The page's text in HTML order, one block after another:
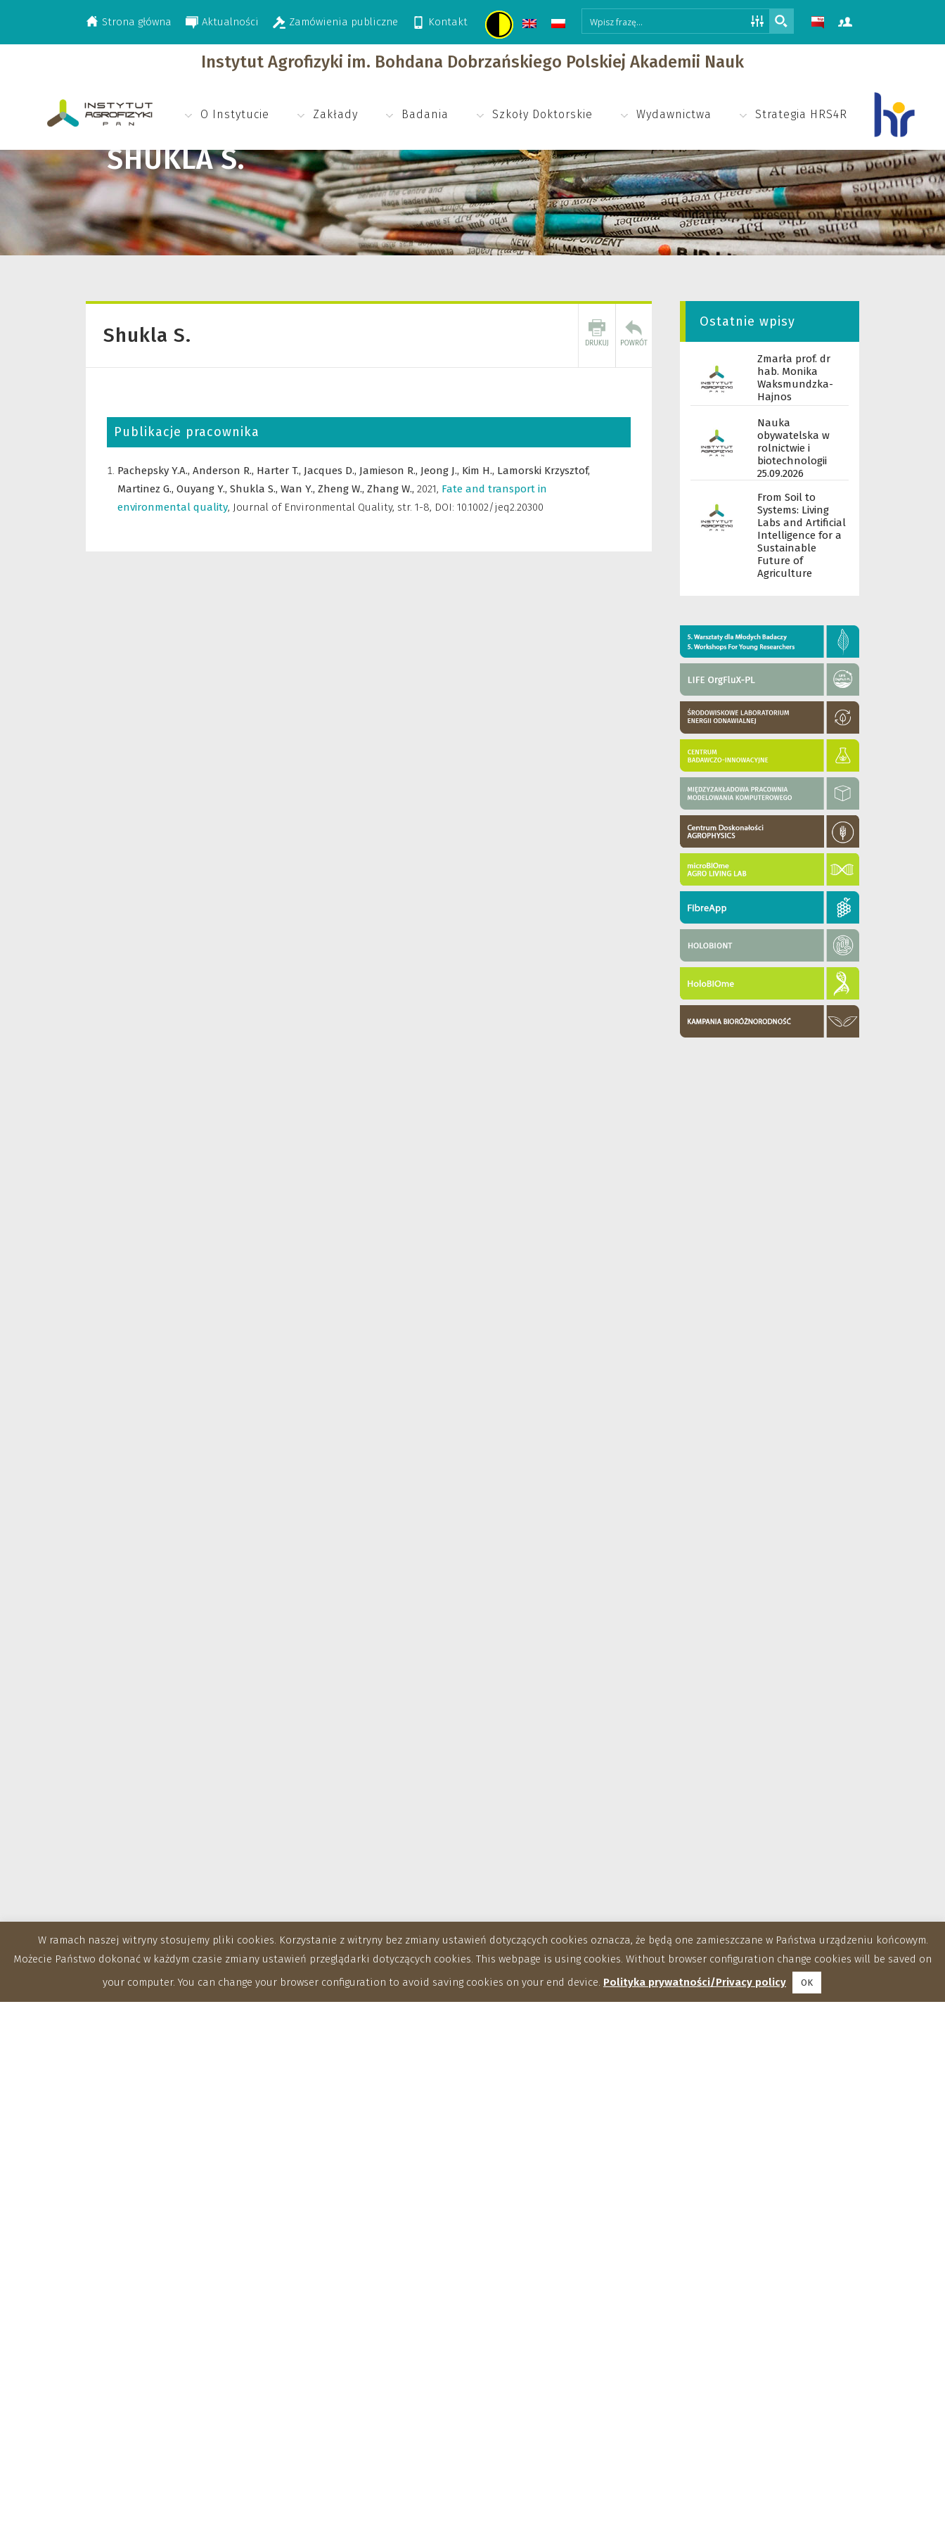
Strona główna Aktualności Zamówienia publiczne Kontakt
Instytut Agrofizyki im. Bohdana Dobrzańskiego Polskiej Akademii Nauk
O Instytucie Zakłady Badania Szkoły Doktorskie Wydawnictwa Strategia HRS4R
SHUKLA S.
>Shukla S.
Shukla S.
Publikacje pracownika
Pachepsky Y.A., Anderson R., Harter T., Jacques D., Jamieson R., Jeong J., Kim H., Lamorski Krzysztof,
Martinez G., Ouyang Y., Shukla S., Wan Y., Zheng W., Zhang W., 2021, Fate and transport in
environmental quality, Journal of Environmental Quality, str. 1-8, DOI: 10.1002/jeq2.20300
Ostatnie wpisy
Zmarła prof. dr
hab. Monika
Waksmundzka-
Hajnos
Nauka
obywatelska w
rolnictwie i
biotechnologii
25.09.2026
From Soil to
Systems: Living
Labs and Artificial
Intelligence for a
Sustainable
Future of
Agriculture
W ramach naszej witryny stosujemy pliki cookies. Korzystanie z witryny bez zmiany ustawień dotyczących cookies oznacza, że będą one zamieszczane w Państwa urządzeniu końcowym.
Możecie Państwo dokonać w każdym czasie zmiany ustawień przeglądarki dotyczących cookies. This webpage is using cookies. Without browser configuration change cookies will be saved on
your computer. You can change your browser configuration to avoid saving cookies on your end device. Polityka prywatności/Privacy policy OK